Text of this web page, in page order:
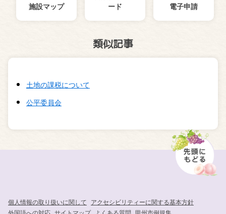
施設マップ
ード
電子申請
類似記事
土地の課税について
公平委員会
個人情報の取り扱いに関して アクセシビリティーに関する基本方針
外国語への対応 サイトマップ よくある質問 甲州市例規集